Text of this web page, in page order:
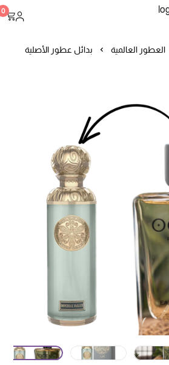
0
العطور العالمية
بدائل عطور الأصلية